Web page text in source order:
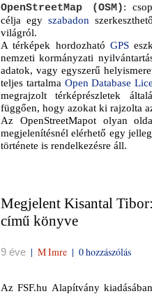
OpenStreetMap (OSM):
célja egy szabadon
világról.
A térképek hordozható GPS
nemzeti kormányzati
adatok, vagy egyszerű
teljes tartalma Open Database
megrajzolt térképrészletek
függően, hogy azokat ki rajzolta
Az OpenStreetMapot olyan
megjelenítésnél elérhető egy
története is rendelkezésre áll.
Megjelent Kisantal
című könyve
9 éve | M Imre | 0 hozzászólás
Az FSF.hu Alapítvány